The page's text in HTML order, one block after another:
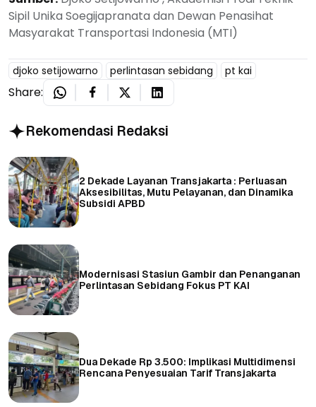
Sipil Unika Soegijapranata dan Dewan Penasihat
Masyarakat Transportasi Indonesia (MTI)
djoko setijowarno perlintasan sebidang pt kai
Share:
Rekomendasi Redaksi
2 Dekade Layanan Transjakarta : Perluasan
Aksesibilitas, Mutu Pelayanan, dan Dinamika
Subsidi APBD
Modernisasi Stasiun Gambir dan Penanganan
Perlintasan Sebidang Fokus PT KAI
Dua Dekade Rp 3.500: Implikasi Multidimensi
Rencana Penyesuaian Tarif Transjakarta